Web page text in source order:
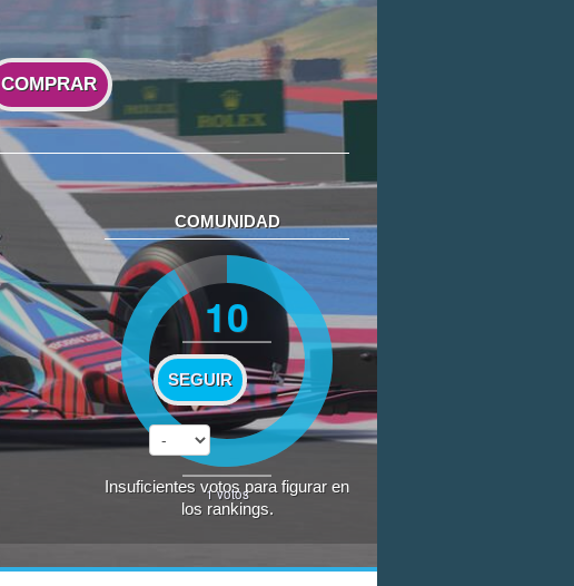
COMPRAR
COMUNIDAD
10
SEGUIR
1votos
Insuficientes votos para figurar en
los rankings.